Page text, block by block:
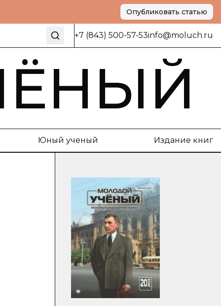
Опубликовать статью
+7 (843) 500-57-53info@moluch.ru
Юный ученый Издание книг